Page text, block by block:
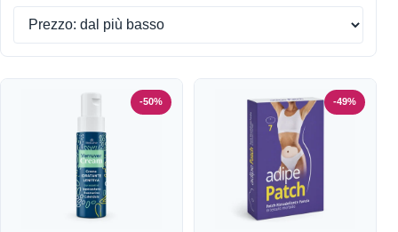
-50% -49%